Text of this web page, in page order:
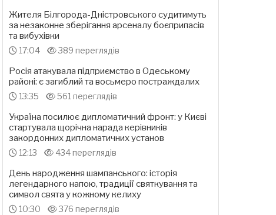
Жителя Білгорода-Дністровського судитимуть
за незаконне зберігання арсеналу боєприпасів
та вибухівки
17:04 389 переглядів
Росія атакувала підприємство в Одеському
районі: є загиблий та восьмеро постраждалих
13:35 561 переглядів
Україна посилює дипломатичний фронт: у Києві
стартувала щорічна нарада керівників
закордонних дипломатичних установ
12:13 434 переглядів
День народження шампанського: історія
легендарного напою, традиції святкування та
символ свята у кожному келиху
10:30 376 переглядів